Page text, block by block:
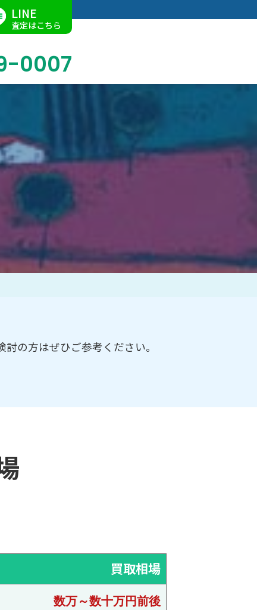
グ
Facebook
買取
磁器・陶器買取
術品・古美術品買取
ュエリー・ウォッチ買取
での買取
事買取
屋店
情報
LINE
査定はこちら
0007
の方はぜひご参考ください。
買取相場
数万～数十万円前後